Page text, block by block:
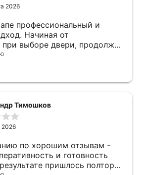
2026
профессиональный и
Начиная от
при выборе двери, продолжая
завершая быстрой и
- отдельное спасибо!
планируем в дальнейшем, по
Тимошков
по хорошим отзывам -
и готовность
пришлось полтора